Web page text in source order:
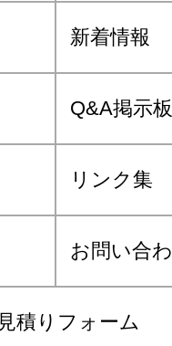
新着情報
Q&A掲示板
リンク集
お問い合
積りフォーム